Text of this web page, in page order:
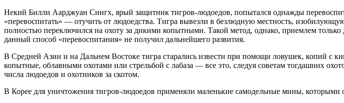
Некий Билли Аарджуан Сингх, ярый защитник тигров-людоедов, попытался однажды
«перевоспитать» — отучить от людоедства. Тигра вывезли в безлюдную местность,
полностью переключился на охоту за дикими копытными. Такой метод, однако, приемлем
данный способ «перевоспитания» не получил дальнейшего развития.
В Средней Азии и на Дальнем Востоке тигра старались извести при помощи ловушек, копий с
копытные, облавными охотами или стрельбой с лабаза — все это, следуя советам тогдашних
числа людоедов и охотников за скотом.
В Корее для уничтожения тигров-людоедов применяли маленькие самодельные мины, которыми